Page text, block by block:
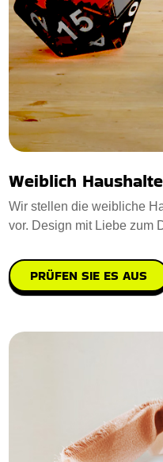
Weiblich
Wir stellen die weibliche
vor. Design mit Liebe zum
PRÜFEN SIE ES AUS